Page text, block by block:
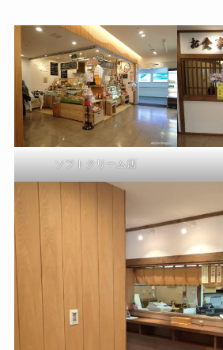
ソフトクリーム店